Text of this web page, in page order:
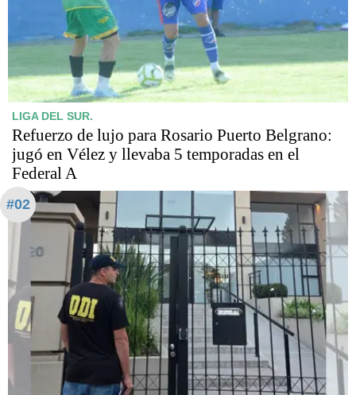
LIGA DEL SUR.
Refuerzo de lujo para Rosario Puerto Belgrano:
jugó en Vélez y llevaba 5 temporadas en el
Federal A
#02